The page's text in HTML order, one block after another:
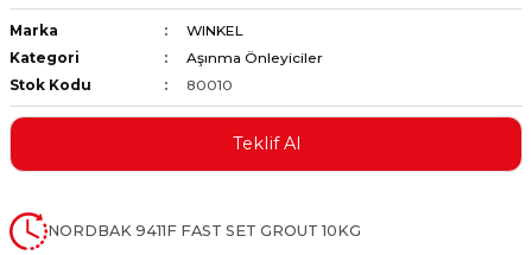
Kaplamalar
ve Multimetreler
ve Penseler
Marka
WINKEL
Kategori
Aşınma Önleyiciler
Stok Kodu
80010
Teklif Al
NORDBAK 9411F FAST SET GROUT 10KG